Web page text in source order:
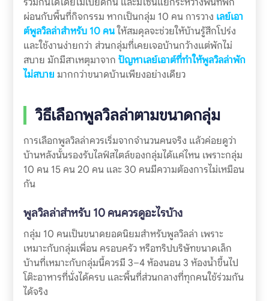
ผ่อนกับพื้นที่กิจกรรม หากเป็นกลุ่ม 10 คน การวาง เลย์เอา
ต์พูลวิลล่าสำหรับ 10 คนให้สมดุลจะช่วยให้บ้านรู้สึกโปร่ง
และใช้งานง่ายกว่า ส่วนกลุ่มที่เคยเจอบ้านกว้างแต่พักไม่
สบาย มักมีสาเหตุมาจาก ปัญหาเลย์เอาต์ที่ทำให้พูลวิลล่าพัก
ไม่สบาย มากกว่าขนาดบ้านเพียงอย่างเดียว
วิธีเลือกพูลวิลล่าตามขนาดกลุ่ม
การเลือกพูลวิลล่าควรเริ่มจากจำนวนคนจริง แล้วค่อยดูว่า
บ้านหลังนั้นรองรับไลฟ์สไตล์ของกลุ่มได้แค่ไหน เพราะกลุ่ม
10 คน 15 คน 20 คน และ 30 คนมีความต้องการไม่เหมือน
กัน
พูลวิลล่าสำหรับ 10 คนควรดูอะไรบ้าง
กลุ่ม 10 คนเป็นขนาดยอดนิยมสำหรับพูลวิลล่า เพราะ
เหมาะกับกลุ่มเพื่อน ครอบครัว หรือทริปบริษัทขนาดเล็ก
บ้านที่เหมาะกับกลุ่มนี้ควรมี 3–4 ห้องนอน 3 ห้องน้ำขึ้นไป
โต๊ะอาหารที่นั่งได้ครบ และพื้นที่ส่วนกลางที่ทุกคนใช้ร่วมกัน
ได้จริง